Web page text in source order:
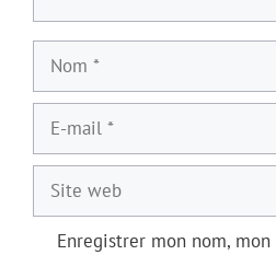
mail
web
Enregistrer mon nom,